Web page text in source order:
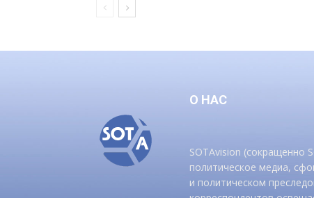
О НАС
SOTAvision (сокращенно
политическое медиа,
и политическом